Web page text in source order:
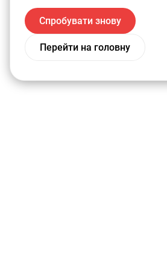
Спробувати знову
Перейти на головну